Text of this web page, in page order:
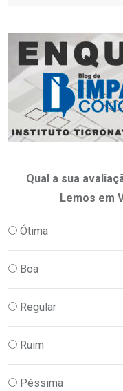
Qual a sua
Lemos em
Ótima
Boa
Regular
Ruim
Péssima